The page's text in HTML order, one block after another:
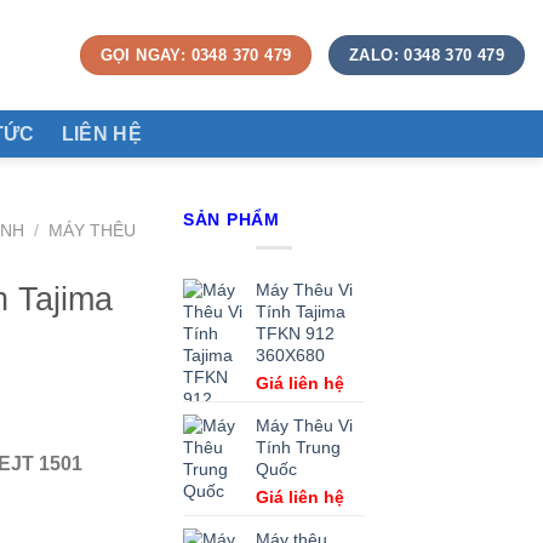
GỌI NGAY: 0348 370 479 ZALO: 0348 370 479
LIÊN HỆ
/ MÁY THÊU
Tajima
1501
SẢN PHẨM
Máy Thêu Vi
Tính Tajima
TFKN 912
360X680
Giá liên hệ
Máy Thêu Vi
Tính Trung
Quốc
Giá liên hệ